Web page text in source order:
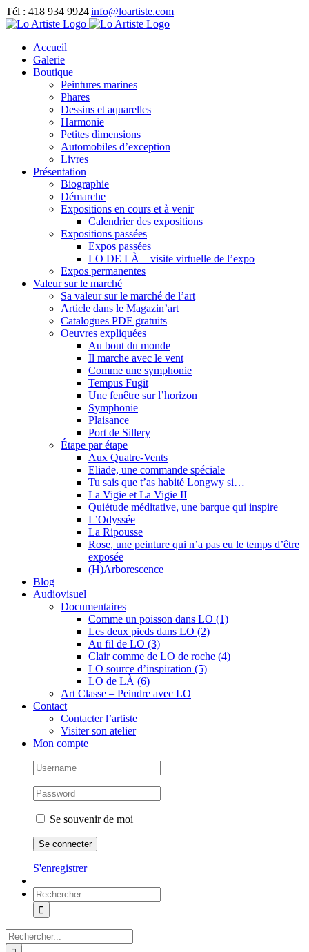
Passer
au
Tél : 418 934 9924|info@loartiste.com
Facebook
Instagram
Email
Pinterest
YouTube
Accueil
Galerie
Boutique
Peintures marines
Phares
Dessins et aquarelles
Harmonie
Petites dimensions
Automobiles d’exception
Livres
Présentation
Biographie
Démarche
Expositions en cours et à venir
Calendrier des expositions
Expositions passées
Expos passées
LO DE LÀ – visite virtuelle de l’expo
Expos permanentes
Valeur sur le marché
Sa valeur sur le marché de l’art
Article dans le Magazin’art
Catalogues PDF gratuits
Oeuvres expliquées
Au bout du monde
Il marche avec le vent
Comme une symphonie
Tempus Fugit
Une fenêtre sur l’horizon
Symphonie
Plaisance
Port de Sillery
Étape par étape
Aux Quatre-Vents
Eliade, une commande spéciale
Tu sais que t’as habité Longwy si…
La Vigie et La Vigie II
Quiétude méditative, une barque qui inspire
L’Odyssée
La Ripousse
Rose, une peinture qui n’a pas eu le temps d’être
exposée
(H)Arborescence
Blog
Audiovisuel
Documentaires
Comme un poisson dans LO (1)
Les deux pieds dans LO (2)
Au fil de LO (3)
Clair comme de LO de roche (4)
LO source d’inspiration (5)
LO de LÀ (6)
Art Classe – Peindre avec LO
Contact
Contacter l’artiste
Visiter son atelier
Mon compte
Se souvenir de moi
S'enregistrer
Rechercher:
Rechercher: